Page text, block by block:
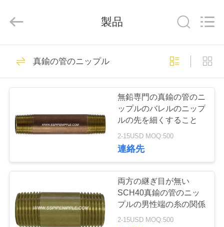
プ
ダ
ト
CANGZHOU
YOVO
Reserved.
Developed
ECER
炭素鋼の管のニッ
黒い管のニップル
24
製品
真鍮の管のニップル
無鉛専門の真鍮の管のニ
ップルのバレルのニップ
ルの先を細くすること
2-15USD MOQ:500
連絡先
両方の継ぎ目が無い
SCH40真鍮の管のニッ
プルの男性端の糸の関係
2-15USD MOQ:500